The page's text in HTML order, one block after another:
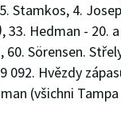
Stamkos, 4.
, 33. Hedman - 20.
60. Sörensen.
092. Hvězdy
(všichni